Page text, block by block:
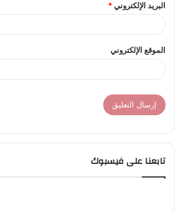
البريد الإلكتروني*
الموقع الإلكتروني
تابعنا على فيسبوك